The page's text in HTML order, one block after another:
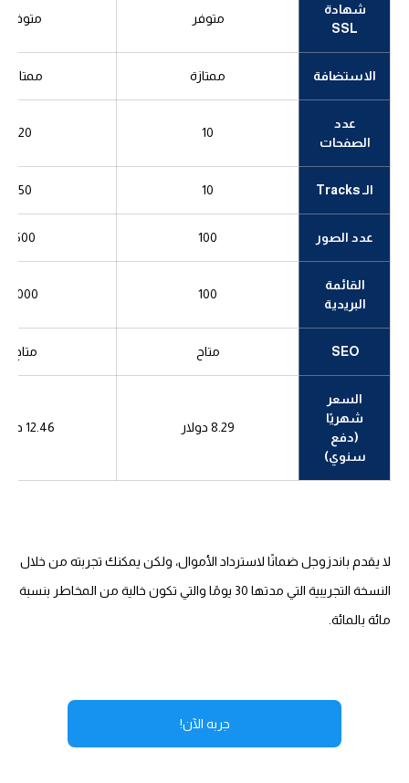
شهادة
SSL
متوفر متوفر
الاستضافة ممتازة ممتازة
عدد
الصفحات
10
20
الـ Tracks 10
50
عدد الصور 100
500
القائمة
البريدية
100
1000
SEO متاح متاح
السعر
شهريًا
(دفع
سنوي)
8.29 دولار 12.46 دولار
لا يقدم باندزوجل ضمانًا لاسترداد الأموال، ولكن يمكنك تجربته من خلال
النسخة التجريبية التي مدتها 30 يومًا والتي تكون خالية من المخاطر بنسبة
مائة بالمائة.
جربه الآن!